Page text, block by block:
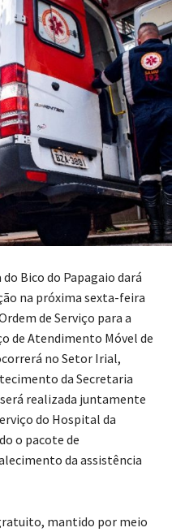
Bico do Papagaio dará
na próxima sexta-feira
de Serviço para a
de Atendimento Móvel de
no Setor Irial,
da Secretaria
será realizada juntamente
do Hospital da
o pacote de
da assistência
mantido por meio